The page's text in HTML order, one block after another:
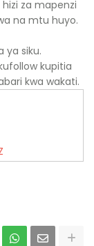
za mapenzi
na mtu huyo.
ya siku.
kupitia
kwa wakati.